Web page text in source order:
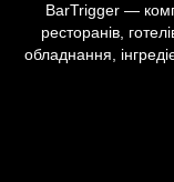
BarTrigger —
ресторанів,
обладнання,